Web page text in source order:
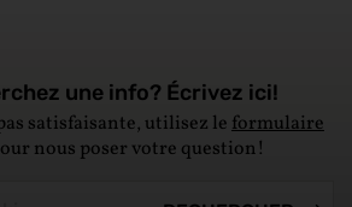
une info? Écrivez ici!
satisfaisante, utilisez leformulaire
nous poser votre question!